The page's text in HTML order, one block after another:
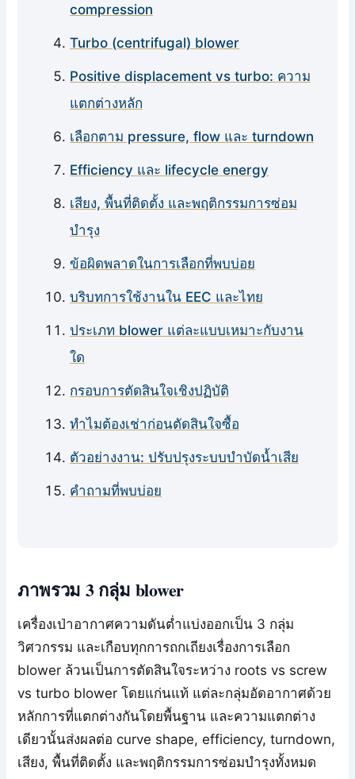
compression
Turbo (centrifugal) blower
Positive displacement vs turbo: ความ
แตกต่างหลัก
เลือกตาม pressure, flow และ turndown
Efficiency และ lifecycle energy
เสียง, พื้นที่ติดตั้ง และพฤติกรรมการซ่อม
บำรุง
ข้อผิดพลาดในการเลือกที่พบบ่อย
บริบทการใช้งานใน EEC และไทย
ประเภท blower แต่ละแบบเหมาะกับงาน
ใด
กรอบการตัดสินใจเชิงปฏิบัติ
ทำไมต้องเช่าก่อนตัดสินใจซื้อ
ตัวอย่างงาน: ปรับปรุงระบบบำบัดน้ำเสีย
คำถามที่พบบ่อย
ภาพรวม 3 กลุ่ม blower
เครื่องเป่าอากาศความดันต่ำแบ่งออกเป็น 3 กลุ่ม
วิศวกรรม และเกือบทุกการถกเถียงเรื่องการเลือก
blower ล้วนเป็นการตัดสินใจระหว่าง roots vs screw
vs turbo blower โดยแก่นแท้ แต่ละกลุ่มอัดอากาศด้วย
หลักการที่แตกต่างกันโดยพื้นฐาน และความแตกต่าง
เดียวนั้นส่งผลต่อ curve shape, efficiency, turndown,
เสียง, พื้นที่ติดตั้ง และพฤติกรรมการซ่อมบำรุงทั้งหมด